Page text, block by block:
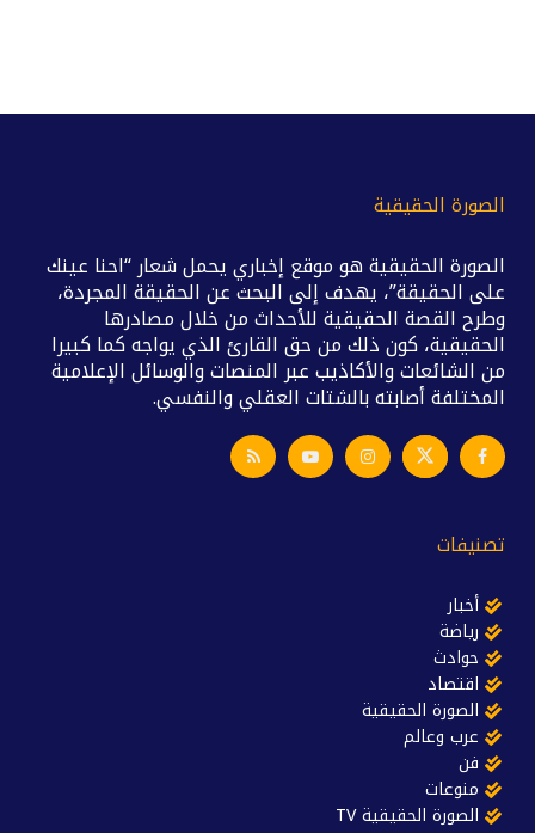
الصورة الحقيقية
الصورة الحقيقية هو موقع إخباري يحمل شعار “احنا عينك
على الحقيقة”، يهدف إلى البحث عن الحقيقة المجردة،
وطرح القصة الحقيقية للأحداث من خلال مصادرها
الحقيقية، كون ذلك من حق القارئ الذي يواجه كما كبيرا
من الشائعات والأكاذيب عبر المنصات والوسائل الإعلامية
المختلفة أصابته بالشتات العقلي والنفسي.
تصنيفات
أخبار
رياضة
حوادث
اقتصاد
الصورة الحقيقية
عرب وعالم
فن
منوعات
الصورة الحقيقية TV